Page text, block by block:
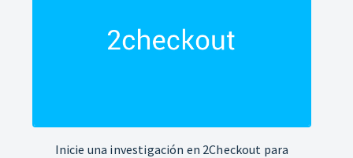
Inicie una investigación en 2Checkout para